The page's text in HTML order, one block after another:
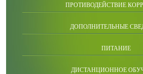
ПРОТИВОДЕЙСТВИЕ
ДОПОЛНИТЕЛЬНЫЕ
ПИТАНИЕ
ДИСТАНЦИОННОЕ